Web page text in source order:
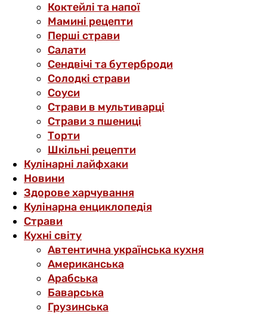
Коктейлі та напої
Мамині рецепти
Перші страви
Салати
Сендвічі та бутерброди
Солодкі страви
Соуси
Страви в мультиварці
Страви з пшениці
Торти
Шкільні рецепти
Кулінарні лайфхаки
Новини
Здорове харчування
Кулінарна енциклопедія
Страви
Кухні світу
Автентична українська кухня
Американська
Арабська
Баварська
Грузинська